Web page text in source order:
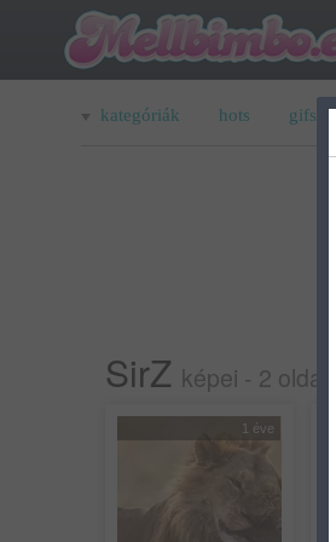
kategóriák hots gifs
SirZ képei - 2 oldal
1 éve